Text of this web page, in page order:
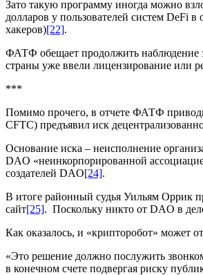
Зато такую программу иногда можно
долларов у пользователей систем DeFi
хакеров)[22].
ФАТФ обещает продолжить наблюдение
страны уже ввели лицензирование или
***
Помимо прочего, в отчете ФАТФ
CFTC) предъявил иск
Основание иска – неисполнение
DAO «неинкорпорированной
создателей DAO[24].
В итоге районный судья Уильям Оррик
сайт[25]. Поскольку никто от DAO в
Как оказалось, и «крипторобот» может
«Это решение должно послужить
в конечном счете подвергая риску